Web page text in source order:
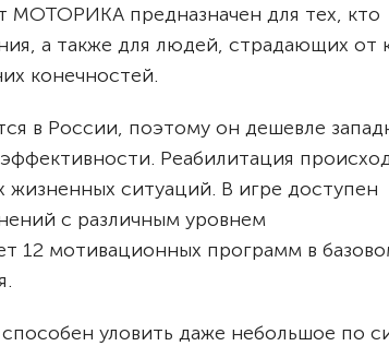
МОТОРИКА предназначен для тех, кто
а также для людей, страдающих от
конечностей.
в России, поэтому он дешевле
Реабилитация
ситуаций. В игре доступен
с различным уровнем
12 мотивационных программ в
уловить даже небольшое по